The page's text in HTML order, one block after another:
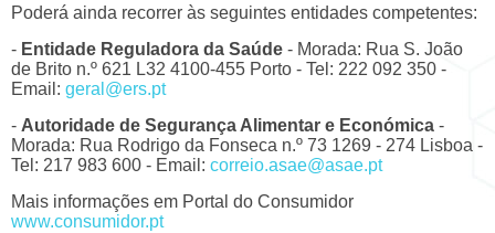
Poderá ainda recorrer às seguintes entidades competentes:
- Entidade Reguladora da Saúde - Morada: Rua S. João
de Brito n.º 621 L32 4100-455 Porto - Tel: 222 092 350 -
Email: geral@ers.pt
- Autoridade de Segurança Alimentar e Económica -
Morada: Rua Rodrigo da Fonseca n.º 73 1269 - 274 Lisboa -
Tel: 217 983 600 - Email: correio.asae@asae.pt
Mais informações em Portal do Consumidor
www.consumidor.pt